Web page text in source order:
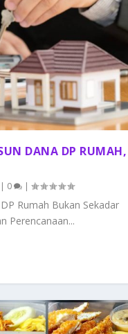
DANA DP RUMAH,
| 0 |
Rumah Bukan Sekadar
Perencanaan...